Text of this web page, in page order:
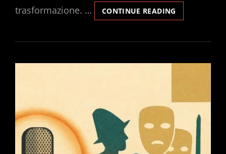
trasformazione. …
CONTINUE READING
È